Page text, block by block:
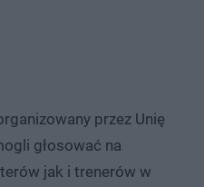
przez Unię
głosować na
jak i trenerów w